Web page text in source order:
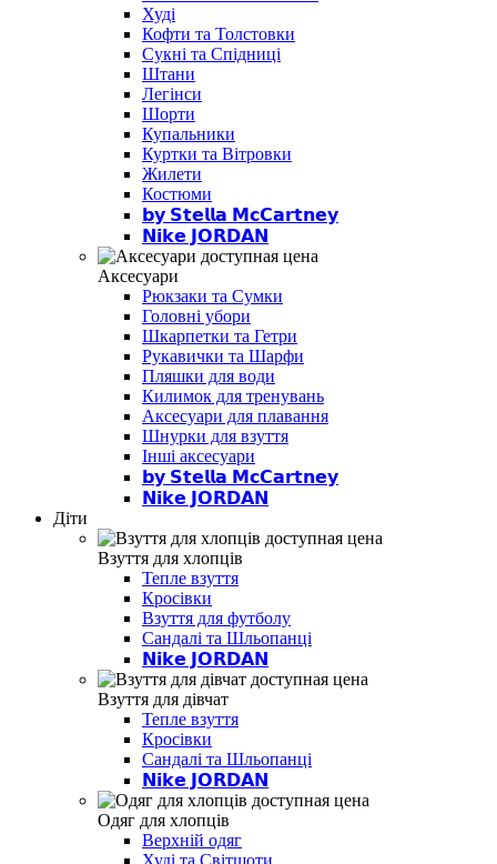
Худі
Кофти та Толстовки
Сукні та Спідниці
Штани
Легінси
Шорти
Купальники
Куртки та Вітровки
Жилети
Костюми
𝗯𝘆 𝗦𝘁𝗲𝗹𝗹𝗮 𝗠𝗰𝗖𝗮𝗿𝘁𝗻𝗲𝘆
𝗡𝗶𝗸𝗲 𝗝𝗢𝗥𝗗𝗔𝗡
Аксесуари
Рюкзаки та Сумки
Головні убори
Шкарпетки та Гетри
Рукавички та Шарфи
Пляшки для води
Килимок для тренувань
Аксесуари для плавання
Шнурки для взуття
Інші аксесуари
𝗯𝘆 𝗦𝘁𝗲𝗹𝗹𝗮 𝗠𝗰𝗖𝗮𝗿𝘁𝗻𝗲𝘆
𝗡𝗶𝗸𝗲 𝗝𝗢𝗥𝗗𝗔𝗡
Діти
Взуття для хлопців
Тепле взуття
Кросівки
Взуття для футболу
Сандалі та Шльопанці
𝗡𝗶𝗸𝗲 𝗝𝗢𝗥𝗗𝗔𝗡
Взуття для дівчат
Тепле взуття
Кросівки
Сандалі та Шльопанці
𝗡𝗶𝗸𝗲 𝗝𝗢𝗥𝗗𝗔𝗡
Одяг для хлопців
Верхній одяг
Худі та Світшоти